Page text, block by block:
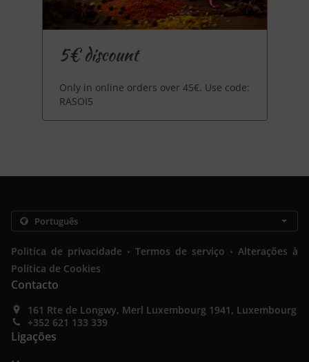
5€ discount
Only in online orders over 45€. Use code:
RASOI5
Politica de privacidade . Termos de serviço . Alterações à
Política de Cookies
Contacto
161 Rte de Longwy, Merl Luxembourg 1941, Luxembourg
+352 621 133 339
Ligações